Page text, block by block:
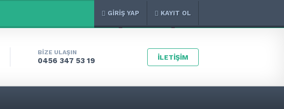
GİRİŞ YAP KAYIT OL
BİZE ULAŞIN
0456 347 53 19 İLETİŞİM